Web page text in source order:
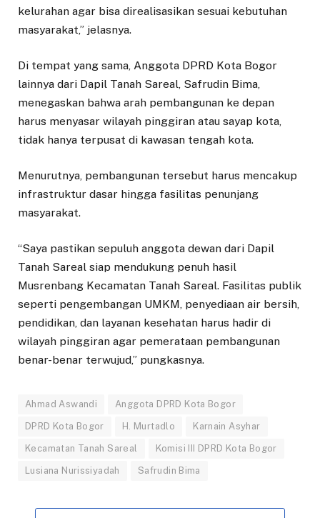
kelurahan agar bisa direalisasikan sesuai kebutuhan
masyarakat,” jelasnya.
Di tempat yang sama, Anggota DPRD Kota Bogor
lainnya dari Dapil Tanah Sareal, Safrudin Bima,
menegaskan bahwa arah pembangunan ke depan
harus menyasar wilayah pinggiran atau sayap kota,
tidak hanya terpusat di kawasan tengah kota.
Menurutnya, pembangunan tersebut harus mencakup
infrastruktur dasar hingga fasilitas penunjang
masyarakat.
“Saya pastikan sepuluh anggota dewan dari Dapil
Tanah Sareal siap mendukung penuh hasil
Musrenbang Kecamatan Tanah Sareal. Fasilitas publik
seperti pengembangan UMKM, penyediaan air bersih,
pendidikan, dan layanan kesehatan harus hadir di
wilayah pinggiran agar pemerataan pembangunan
benar-benar terwujud,” pungkasnya.
Ahmad Aswandi Anggota DPRD Kota Bogor
DPRD Kota Bogor H. Murtadlo Karnain Asyhar
Kecamatan Tanah Sareal Komisi III DPRD Kota Bogor
Lusiana Nurissiyadah Safrudin Bima